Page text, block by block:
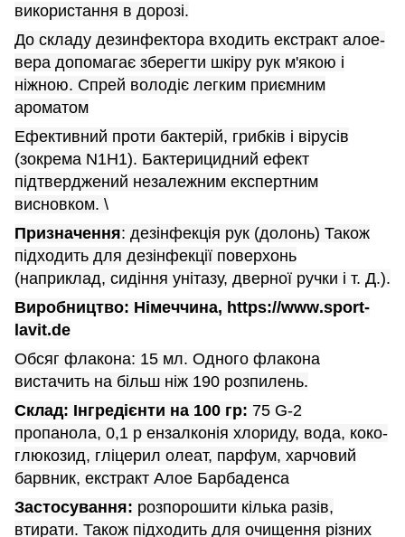
використання в дорозі.
До складу дезинфектора входить екстракт алое-
вера допомагає зберегти шкіру рук м'якою і
ніжною. Спрей володіє легким приємним
ароматом
Ефективний проти бактерій, грибків і вірусів
(зокрема N1H1). Бактерицидний ефект
підтверджений незалежним експертним
висновком. \
Призначення: дезінфекція рук (долонь) Також
підходить для дезінфекції поверхонь
(наприклад, сидіння унітазу, дверної ручки і т. Д.).
Виробництво: Німеччина, https://www.sport-
lavit.de
Обсяг флакона: 15 мл. Одного флакона
вистачить на більш ніж 190 розпилень.
Склад: Інгредієнти на 100 гр: 75 G-2
пропанола, 0,1 р ензалконія хлориду, вода, коко-
глюкозид, гліцерил олеат, парфум, харчовий
барвник, екстракт Алое Барбаденса
Застосування: розпорошити кілька разів,
втирати. Також підходить для очищення різних